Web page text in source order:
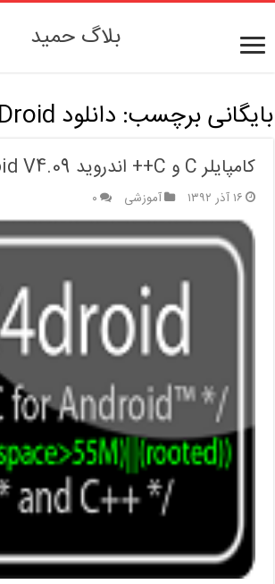
بلاگ حمید
بایگانی برچسب: دانلود C4Droid
کامپایلر C و C++ اندروید C4Droid V4.09
۱۶ آذر ۱۳۹۲ آموزشی ۰